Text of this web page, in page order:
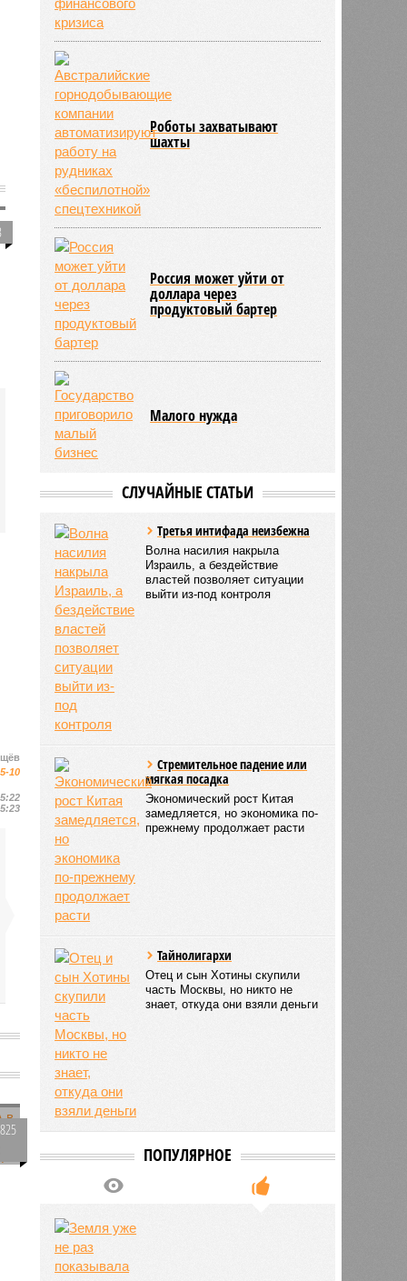
10
Роботы захватывают
шахты
Россия может уйти от
доллара через
продуктовый бартер
Малого нужда
СЛУЧАЙНЫЕ СТАТЬИ
Третья интифада неизбежна
Волна насилия накрыла
Израиль, а бездействие
властей позволяет ситуации
выйти из-под контроля
Стремительное падение или
мягкая посадка
Экономический рост Китая
замедляется, но экономика по-
прежнему продолжает расти
Тайнолигархи
Отец и сын Хотины скупили
часть Москвы, но никто не
знает, откуда они взяли деньги
ПОПУЛЯРНОЕ